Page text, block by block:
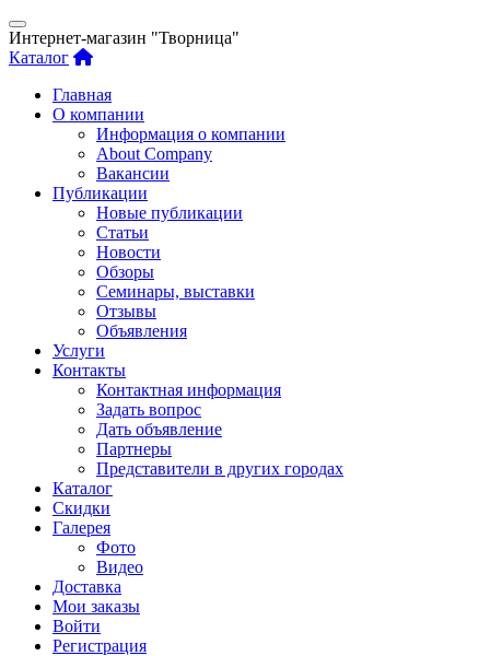
Интернет-магазин "Творница"
Каталог
Главная
О компании
Информация о компании
About Company
Вакансии
Публикации
Новые публикации
Статьи
Новости
Обзоры
Семинары, выставки
Отзывы
Объявления
Услуги
Контакты
Контактная информация
Задать вопрос
Дать объявление
Партнеры
Представители в других городах
Каталог
Скидки
Галерея
Фото
Видео
Доставка
Мои заказы
Войти
Регистрация